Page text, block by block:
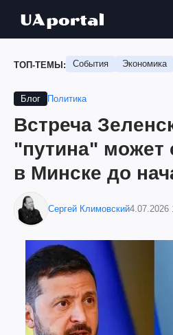
ТОП-ТЕМЫ: События Экономика
Блог Политика
Встреча
"путина" может
в Минске до
Сергей Климовский4.07.2026